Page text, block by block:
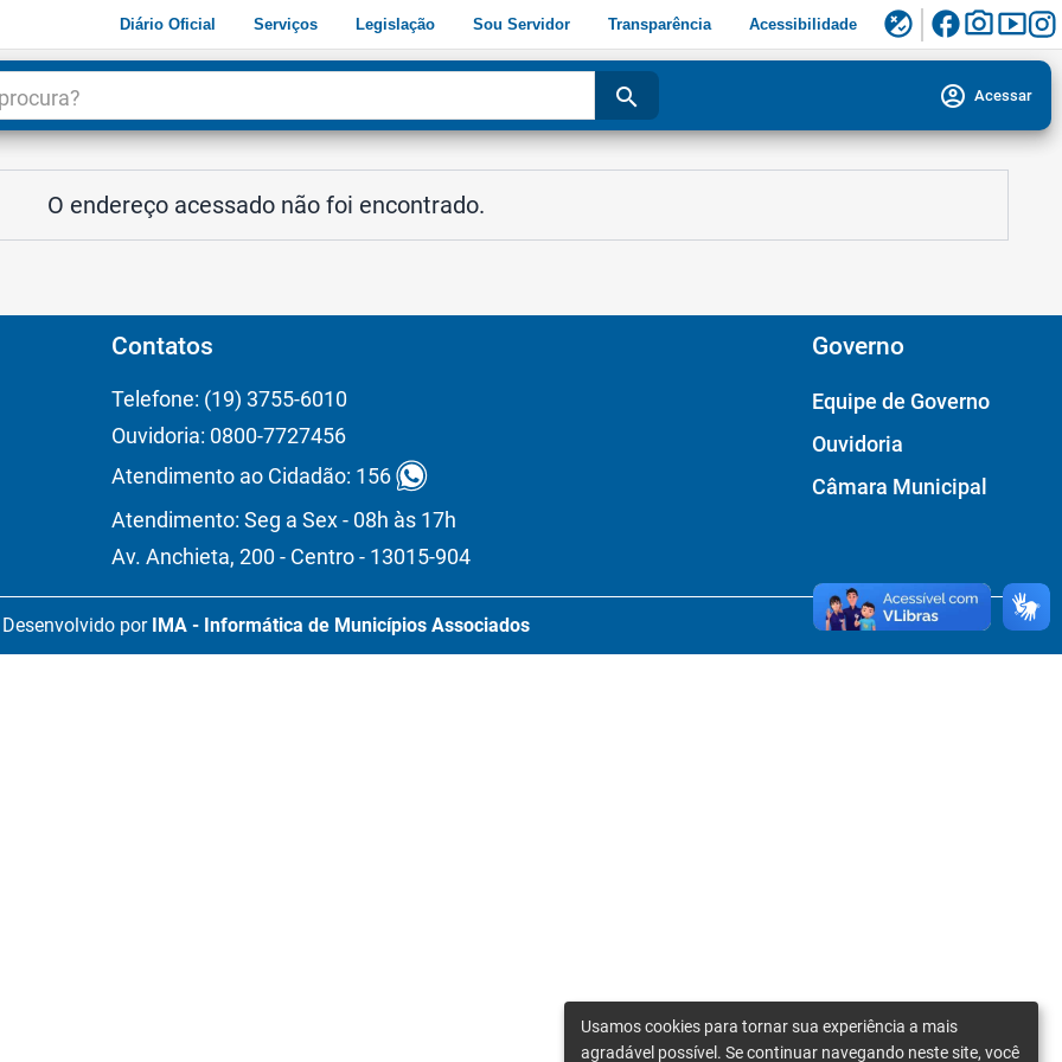
Diário Oficial Serviços Legislação Sou Servidor Transparência Acessibilidade flaky facebookphoto_camerasmart_display
search account_circle Acessar
O endereço acessado não foi encontrado.
Contatos
Telefone: (19) 3755-6010
Ouvidoria: 0800-7727456
Atendimento ao Cidadão: 156
Atendimento: Seg a Sex - 08h às 17h
Av. Anchieta, 200 - Centro - 13015-904
Governo
Equipe de Governo
Ouvidoria
Câmara Municipal
Desenvolvido por IMA - Informática de Municípios Associados
Usamos cookies para tornar sua experiência a mais
agradável possível. Se continuar navegando neste site, você